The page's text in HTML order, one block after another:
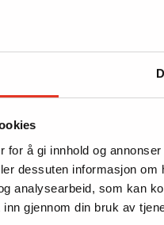
for å gi innhold og
dessuten informasjon
analysearbeid, som kan
gjennom din bruk av